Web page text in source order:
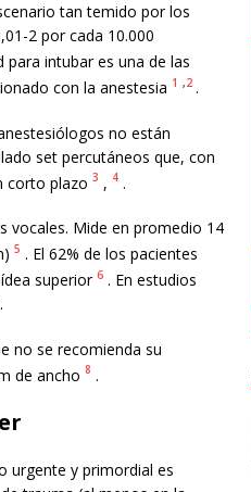
tan temido por los
2 por cada 10.000
para intubar es una de las
con la anestesia 1 ,2 .
no están
set percutáneos que, con
corto plazo 3 , 4 .
vocales. Mide en promedio 14
5 . El 62% de los pacientes
superior 6 . En estudios
no se recomienda su
de ancho 8 .
urgente y primordial es